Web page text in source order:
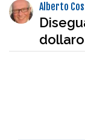
Alberto
dollaro